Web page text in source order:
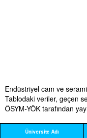
Endüstriyel cam ve
Tablodaki veriler, geçen
ÖSYM-YÖK tarafından
Üniversite Adı